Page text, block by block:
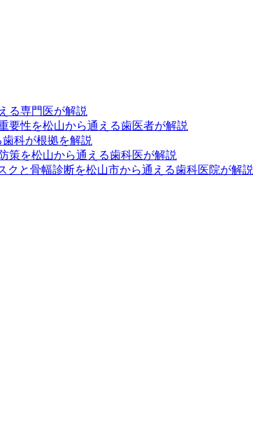
る専門医が解説
要性を松山から通える歯医者が解説
科が根拠を解説
策を松山から通える歯科医が解説
と骨幅診断を松山市から通える歯科医院が解説